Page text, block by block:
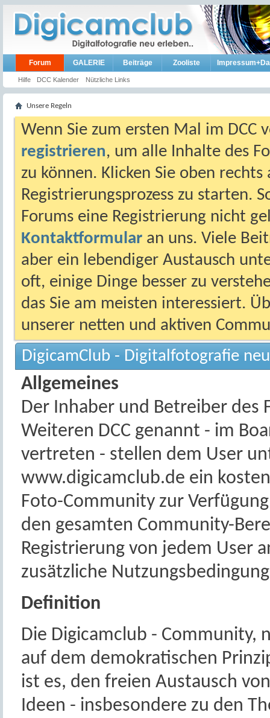
Forum
Hilfe DCC Kalender Nützliche Links
GALERIE Beiträge Zooliste
Unsere Regeln
Wenn Sie zum ersten Mal im DCC
registrieren, um alle Inhalte des
zu können. Klicken Sie oben
Registrierungsprozess zu starten.
Forums eine Registrierung nicht
Kontaktformular an uns. Viele
aber ein lebendiger Austausch
oft, einige Dinge besser zu
das Sie am meisten interessiert.
unserer netten und aktiven
DigicamClub - Digitalfotografie
Allgemeines
Der Inhaber und Betreiber
Weiteren DCC genannt - im
vertreten - stellen dem User
www.digicamclub.de ein
Foto-Community zur
den gesamten Community-
Registrierung von jedem User
zusätzliche
Definition
Die Digicamclub - Community,
auf dem demokratischen
ist es, den freien Austausch
Ideen - insbesondere zu den